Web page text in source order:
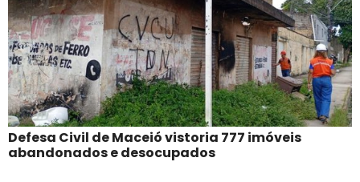
Defesa Civil de Maceió vistoria 777 imóveis
abandonados e desocupados